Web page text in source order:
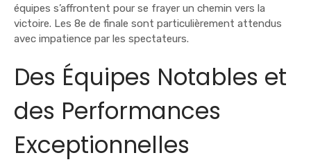
équipes s’affrontent pour se frayer un chemin vers la
victoire. Les 8e de finale sont particulièrement attendus
avec impatience par les spectateurs.
Des Équipes Notables et
des Performances
Exceptionnelles